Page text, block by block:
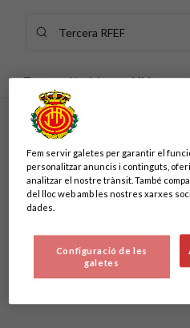
Introdueix la teva cerca,
Tots Notícies Vídeos
Sense resultats
Sense resultats
Fem servir galetes per garantir el
personalitzar anuncis i continguts,
analitzar el nostre trànsit. També
del lloc web amb les nostres xarxes
dades.
Configuració de les
galetes